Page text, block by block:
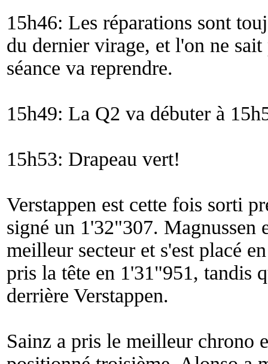
15h46: Les réparations sont
du dernier virage, et l'on ne
séance va reprendre.
15h49: La Q2 va débuter à
15h53: Drapeau vert!
Verstappen est cette fois sorti
signé un 1'32"307. Magnussen
meilleur secteur et s'est placé
pris la tête en 1'31"951, tandis
derrière Verstappen.
Sainz a pris le meilleur chrono